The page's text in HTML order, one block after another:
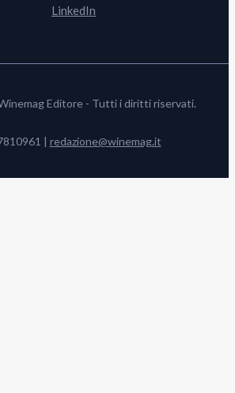
LinkedIn
Editore - Tutti i diritti riservati.
| redazione@winemag.it